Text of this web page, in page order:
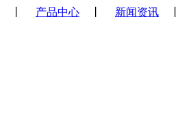
产品中心 新闻资讯